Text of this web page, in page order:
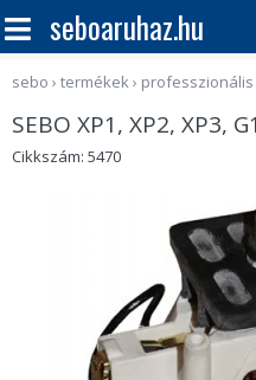
seboaruhaz.hu
sebo › termékek›
SEBO XP1, XP2, XP3,
Cikkszám: 5470